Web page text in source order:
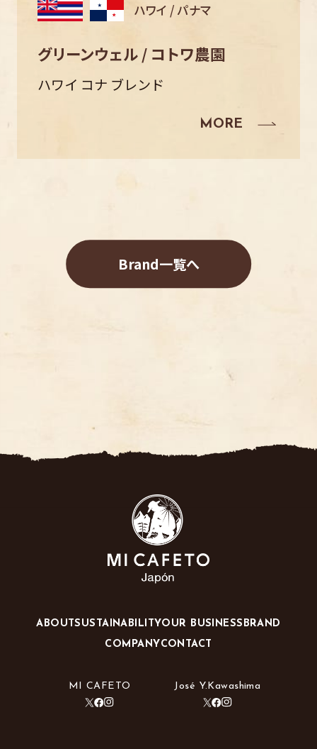
ハワイ / パナマ
グリーンウェル / コトワ農園
ハワイ コナ ブレンド
Brand一覧へ
ABOUTSUSTAINABILITYOUR BUSINESS BRAND
COMPANY CONTACT
MI CAFETO José Y.Kawashima